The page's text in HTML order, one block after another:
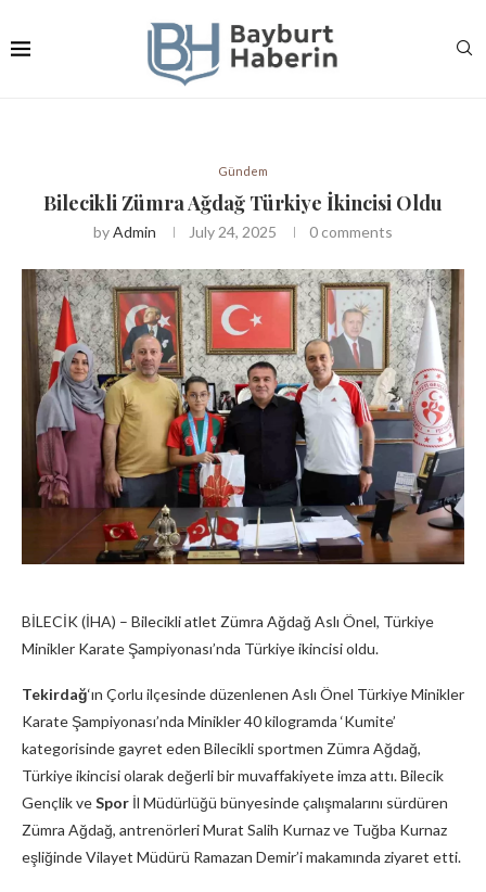
Gündem
Bilecikli Zümra Ağdağ Türkiye İkincisi Oldu
byAdmin July 24, 2025 0 comments
BİLECİK (İHA) – Bilecikli atlet Zümra Ağdağ Aslı Önel, Türkiye
Minikler Karate Şampiyonası’nda Türkiye ikincisi oldu.
Tekirdağ‘ın Çorlu ilçesinde düzenlenen Aslı Önel Türkiye Minikler
Karate Şampiyonası’nda Minikler 40 kilogramda ‘Kumite’
kategorisinde gayret eden Bilecikli sportmen Zümra Ağdağ,
Türkiye ikincisi olarak değerli bir muvaffakiyete imza attı. Bilecik
Gençlik veSpor İl Müdürlüğü bünyesinde çalışmalarını sürdüren
Zümra Ağdağ, antrenörleri Murat Salih Kurnaz ve Tuğba Kurnaz
eşliğinde Vilayet Müdürü Ramazan Demir’i makamında ziyaret etti.